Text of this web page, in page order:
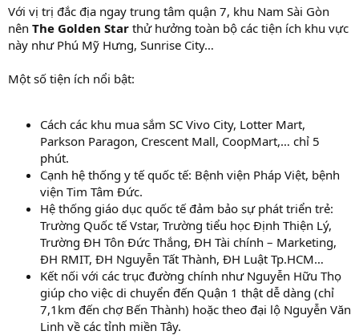
Với vị trị đắc địa ngay trung tâm quận 7, khu Nam Sài Gòn
nên The Golden Star thử hưởng toàn bộ các tiện ích khu vực
này như Phú Mỹ Hưng, Sunrise City…
Một số tiện ích nổi bật:
Cách các khu mua sắm SC Vivo City, Lotter Mart,
Parkson Paragon, Crescent Mall, CoopMart,… chỉ 5
phút.
Cạnh hệ thống y tế quốc tế: Bệnh viện Pháp Việt, bệnh
viện Tim Tâm Đức.
Hệ thống giáo dục quốc tế đảm bảo sự phát triển trẻ:
Trường Quốc tế Vstar, Trường tiểu học Định Thiện Lý,
Trường ĐH Tôn Đức Thắng, ĐH Tài chính – Marketing,
ĐH RMIT, ĐH Nguyễn Tất Thành, ĐH Luật Tp.HCM…
Kết nối với các trục đường chính như Nguyễn Hữu Thọ
giúp cho việc di chuyển đến Quận 1 thật dễ dàng (chỉ
7,1km đến chợ Bến Thành) hoặc theo đại lộ Nguyễn Văn
Linh về các tỉnh miền Tây.